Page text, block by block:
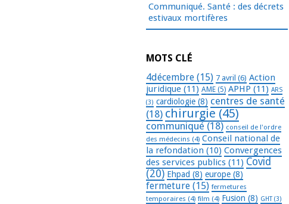
Communiqué. Santé : des décrets
estivaux mortifères
MOTS CLÉ
4décembre (15) 7 avril (6) Action
juridique (11) AME (5) APHP (11) ARS
(3) cardiologie (8) centres de santé
(18) chirurgie (45)
communiqué (18) conseil de l'ordre
des médecins (4) Conseil national de
la refondation (10) Convergences
des services publics (11) Covid
(20) Ehpad (8) europe (8)
fermeture (15) fermetures
temporaires (4) film (4) Fusion (8) GHT(3)